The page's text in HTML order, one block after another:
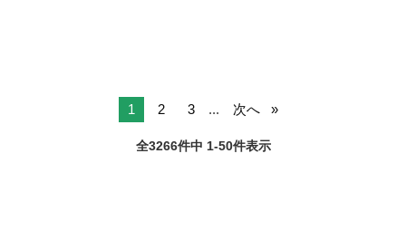
1 2 3 ... 次へ
全3266件中 1-50件表示